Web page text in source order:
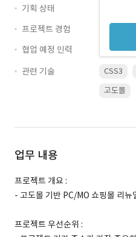
기획 상태
프로젝트 경험
협업 예정 인력
관련 기술
CSS3
고도몰
업무 내용
프로젝트 개요 :
- 고도몰 기반 PC/MO 쇼핑몰 리뉴
프로젝트 우선순위 :